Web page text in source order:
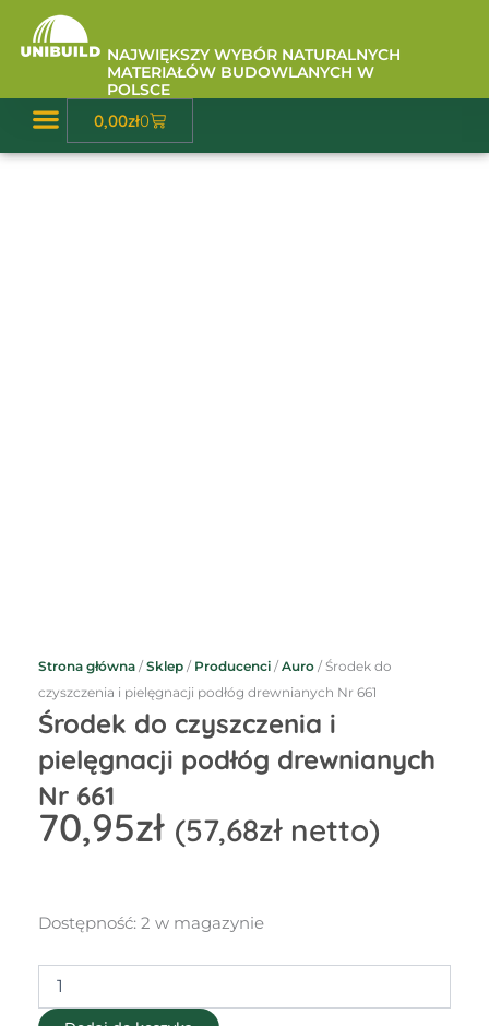
Przejdź
NAJWIĘKSZY WYBÓR NATURALNYCH
MATERIAŁÓW BUDOWLANYCH W
POLSCE
0,00zł0
Wózek
Strona główna /Sklep / Producenci /Auro / Środek do
czyszczenia i pielęgnacji podłóg drewnianych Nr 661
Środek do czyszczenia i
pielęgnacji podłóg drewnianych
Nr 661
70,95zł (57,68złnetto)
Dostępność: 2 w magazynie
ilość
do
czyszczenia
i